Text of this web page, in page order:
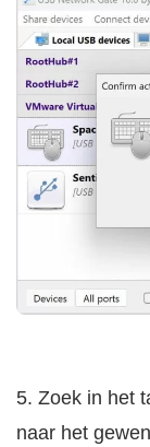
5. Zoek in het
naar het